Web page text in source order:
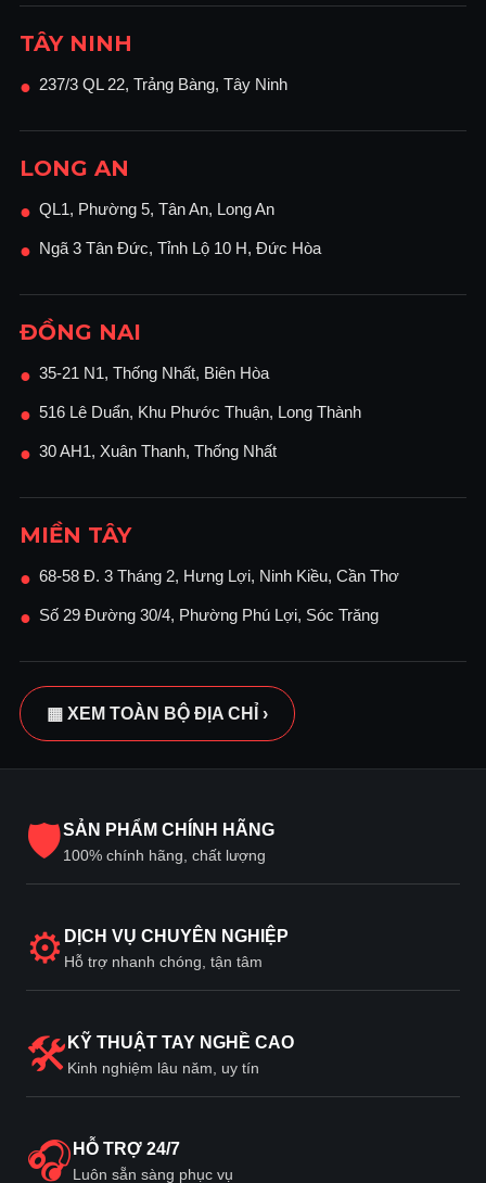
TÂY NINH
● 237/3 QL 22, Trảng Bàng, Tây Ninh
LONG AN
● QL1, Phường 5, Tân An, Long An
● Ngã 3 Tân Đức, Tỉnh Lộ 10 H, Đức Hòa
ĐỒNG NAI
● 35-21 N1, Thống Nhất, Biên Hòa
● 516 Lê Duẩn, Khu Phước Thuận, Long Thành
● 30 AH1, Xuân Thanh, Thống Nhất
MIỀN TÂY
● 68-58 Đ. 3 Tháng 2, Hưng Lợi, Ninh Kiều, Cần Thơ
● Số 29 Đường 30/4, Phường Phú Lợi, Sóc Trăng
▦ XEM TOÀN BỘ ĐỊA CHỈ ›
🛡SẢN PHẨM CHÍNH HÃNG
100% chính hãng, chất lượng
⚙ DỊCH VỤ CHUYÊN NGHIỆP
Hỗ trợ nhanh chóng, tận tâm
🛠 KỸ THUẬT TAY NGHỀ CAO
Kinh nghiệm lâu năm, uy tín
🎧 HỖ TRỢ 24/7
Luôn sẵn sàng phục vụ